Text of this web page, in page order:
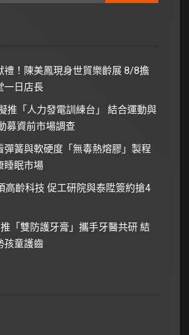
禮！陳美鳳現身世貿樂齡展 8/8擔
一日店長
推「人力發電訓練台」 結合運動與
募資前市場調查
彈簧與軟硬度「無毒熱熔膠」製程
睡眠市場
高齡科技 促工研院與泰陞簽約搶4
「雙防護牙膏」攜手牙醫共研 結
孩童護齒